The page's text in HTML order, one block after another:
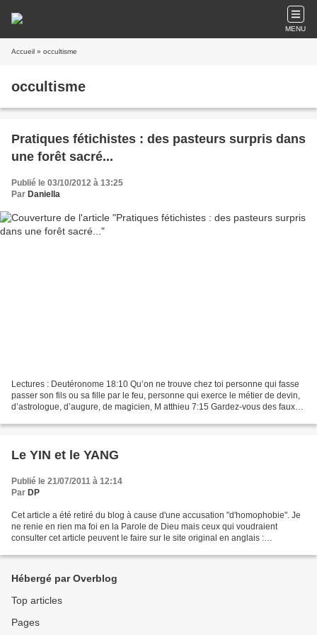
MENU
Accueil » occultisme
occultisme
Pratiques fétichistes : des pasteurs surpris dans
une forêt sacré...
Publié le 03/10/2012 à 13:25
Par Daniella
Lectures : Deutéronome 18:10 Qu’on ne trouve chez toi personne qui fasse
passer son fils ou sa fille par le feu, personne qui exerce le métier de devin,
d’astrologue, d’augure, de magicien, M atthieu 7:15 Gardez-vous des faux
Le YIN et le YANG
Publié le 21/07/2011 à 12:14
Par DP
Cet article a été retiré du blog à cause d'une accusation "d'homophobie". Je
ne renie en rien ma foi en la Parole de Dieu mais ceux qui voudraient
consulter cet article peuvent le faire sur le site original en anglais :
Hébergé par Overblog
Top articles
Pages